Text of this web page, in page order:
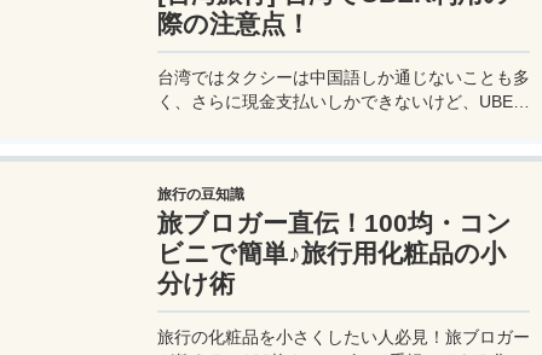
際の注意点！
台湾ではタクシーは中国語しか通じないことも多
く、さらに現金支払いしかできないけど、UBER
舞われることもあるので注意が必要だ。
旅行の豆知識
旅ブロガー直伝！100均・コン
ビニで簡単♪旅行用化粧品の小
分け術
旅行の化粧品を小さくしたい人必見！旅ブロガー